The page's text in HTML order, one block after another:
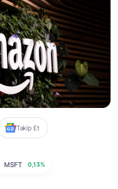
Takip Et
MSFT 0,13%